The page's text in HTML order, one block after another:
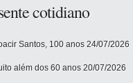
cotidiano
Santos, 100 anos 24/07/2026
além dos 60 anos 20/07/2026